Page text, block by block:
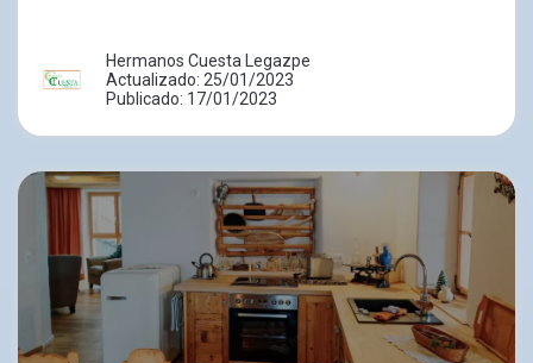
Hermanos Cuesta Legazpe
Actualizado: 25/01/2023
Publicado: 17/01/2023